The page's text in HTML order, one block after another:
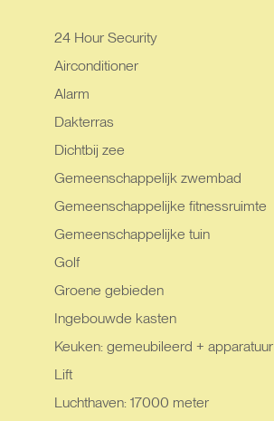
24 Hour Security
Airconditioner
Alarm
Dakterras
Dichtbij zee
Gemeenschappelijk zwembad
Gemeenschappelijke fitnessruimte
Gemeenschappelijke tuin
Golf
Groene gebieden
Ingebouwde kasten
Keuken: gemeubileerd + apparatuur
Lift
Luchthaven: 17000 meter